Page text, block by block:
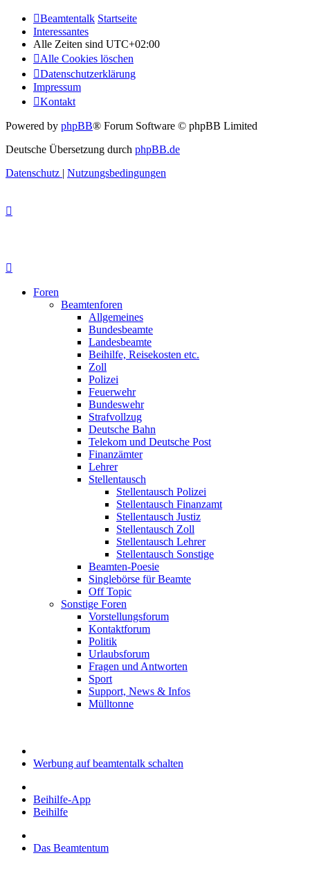
Beamtentalk Startseite
Interessantes
Alle Zeiten sind UTC+02:00
Alle Cookies löschen
Datenschutzerklärung
Impressum
Kontakt
Powered by phpBB® Forum Software © phpBB Limited
Deutsche Übersetzung durch phpBB.de
Datenschutz | Nutzungsbedingungen
Foren
Beamtenforen
Allgemeines
Bundesbeamte
Landesbeamte
Beihilfe, Reisekosten etc.
Zoll
Polizei
Feuerwehr
Bundeswehr
Strafvollzug
Deutsche Bahn
Telekom und Deutsche Post
Finanzämter
Lehrer
Stellentausch
Stellentausch Polizei
Stellentausch Finanzamt
Stellentausch Justiz
Stellentausch Zoll
Stellentausch Lehrer
Stellentausch Sonstige
Beamten-Poesie
Singlebörse für Beamte
Off Topic
Sonstige Foren
Vorstellungsforum
Kontaktforum
Politik
Urlaubsforum
Fragen und Antworten
Sport
Support, News & Infos
Mülltonne
Werbung auf beamtentalk schalten
Beihilfe-App
Beihilfe
Das Beamtentum